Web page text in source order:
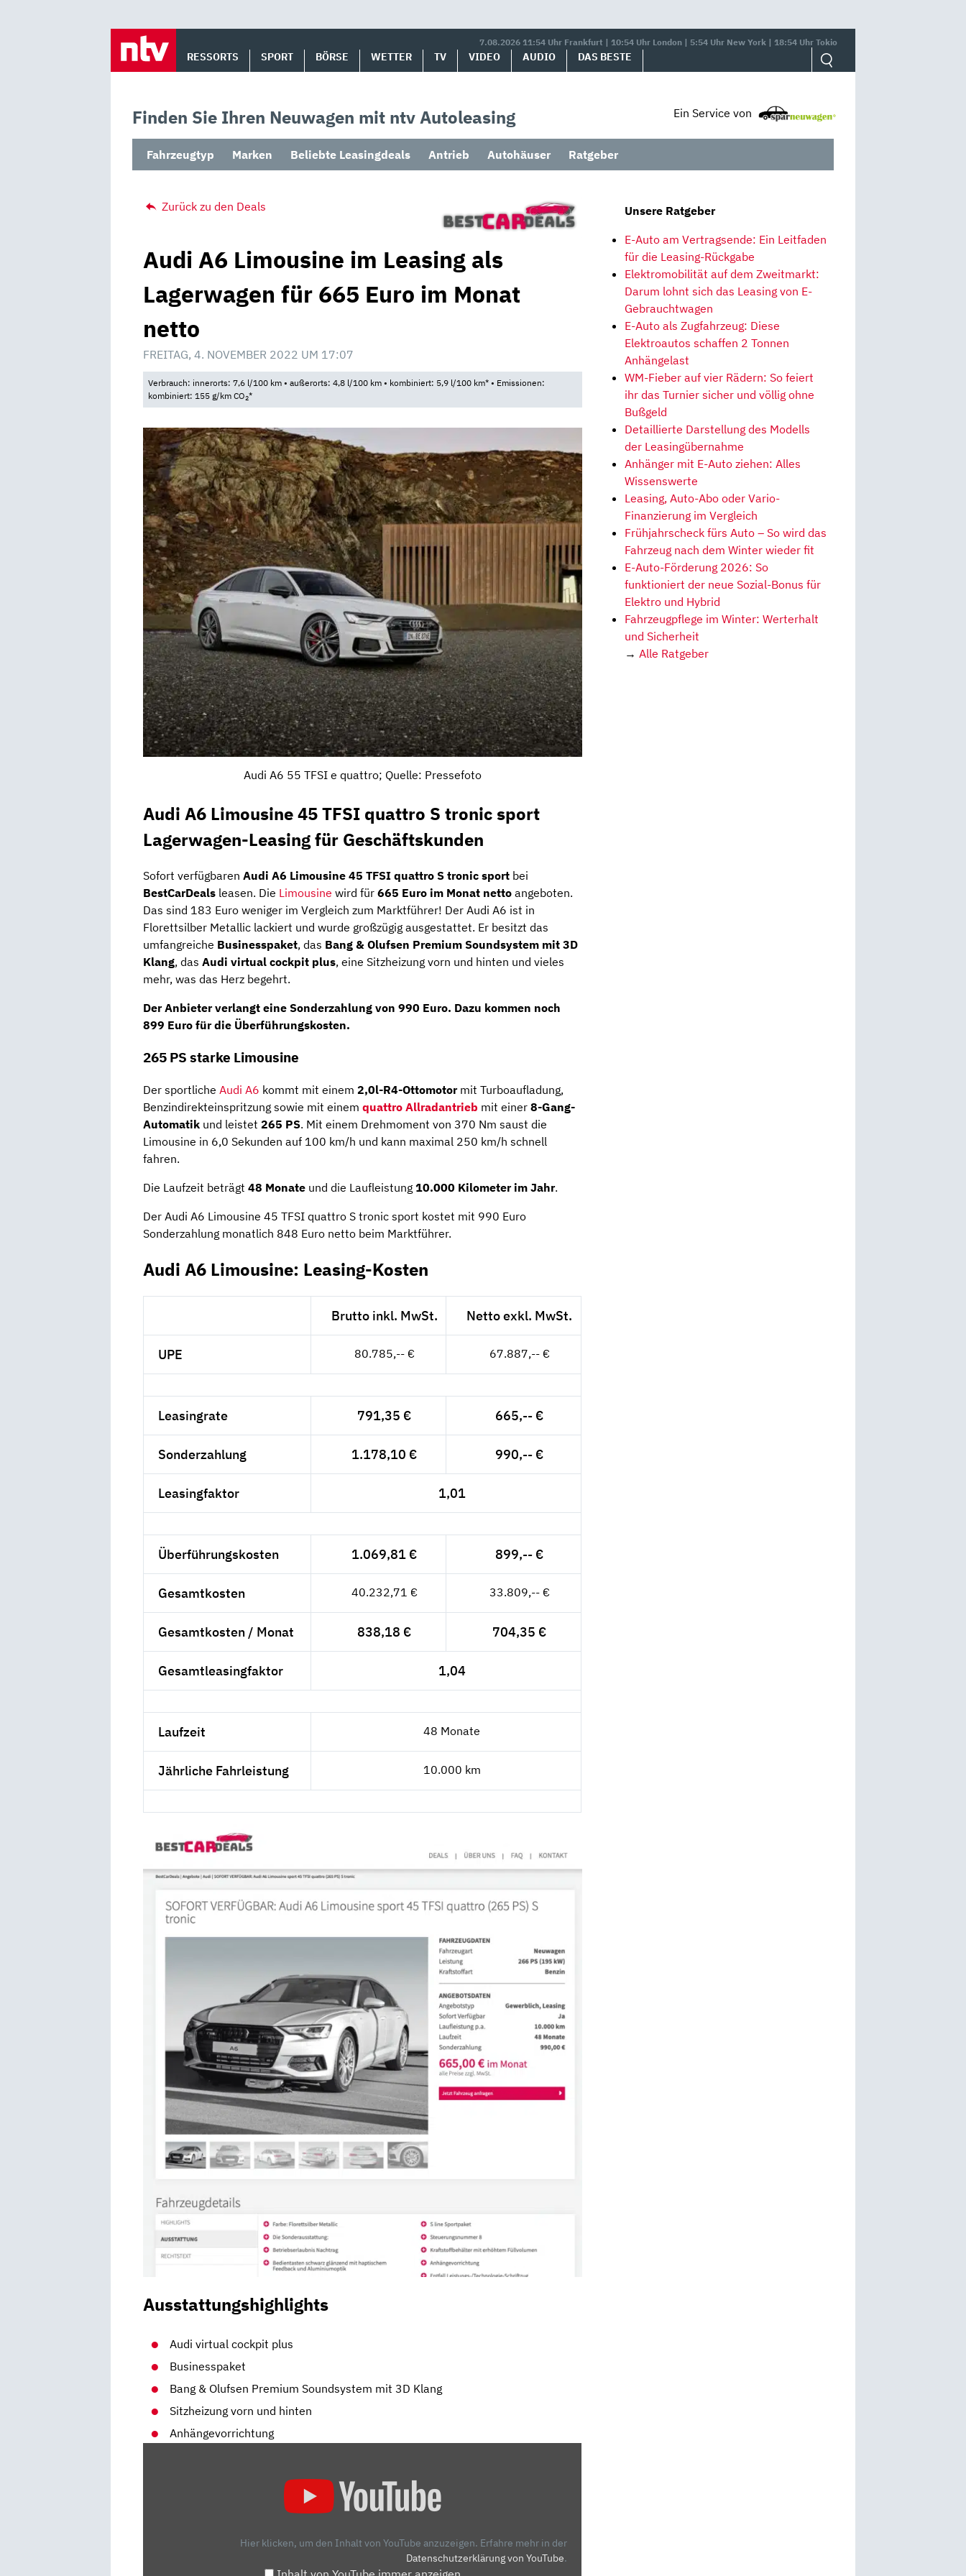
7.08.2026 11:54 Uhr Frankfurt | 10:54 Uhr London | 5:54 Uhr New York | 18:54 Uhr Tokio
RESSORTS SPORT BÖRSE WETTER TV VIDEO AUDIO DAS BESTE
Finden Sie Ihren Neuwagen mit ntv Autoleasing Ein Service von
Fahrzeugtyp Marken Beliebte Leasingdeals Antrieb Autohäuser Ratgeber
Zurück zu den Deals
Audi A6 Limousine im Leasing als
Lagerwagen für 665 Euro im Monat
netto
FREITAG, 4. NOVEMBER 2022 UM 17:07
Verbrauch: innerorts: 7,6 l/100 km • außerorts: 4,8 l/100 km • kombiniert: 5,9 l/100 km* • Emissionen:
kombiniert: 155 g/km CO2*
Audi A6 55 TFSI e quattro; Quelle: Pressefoto
Audi A6 Limousine 45 TFSI quattro S tronic sport
Lagerwagen-Leasing für Geschäftskunden
Sofort verfügbaren Audi A6 Limousine 45 TFSI quattro S tronic sport bei
BestCarDeals leasen. Die Limousine wird für 665 Euro im Monat netto angeboten.
Das sind 183 Euro weniger im Vergleich zum Marktführer! Der Audi A6 ist in
Florettsilber Metallic lackiert und wurde großzügig ausgestattet. Er besitzt das
umfangreiche Businesspaket, das Bang & Olufsen Premium Soundsystem mit 3D
Klang, das Audi virtual cockpit plus, eine Sitzheizung vorn und hinten und vieles
mehr, was das Herz begehrt.
Der Anbieter verlangt eine Sonderzahlung von 990 Euro. Dazu kommen noch
899 Euro für die Überführungskosten.
265 PS starke Limousine
Der sportliche Audi A6 kommt mit einem 2,0l-R4-Ottomotormit Turboaufladung,
Benzindirekteinspritzung sowie mit einem quattro Allradantrieb mit einer 8-Gang-
Automatik und leistet 265 PS. Mit einem Drehmoment von 370 Nm saust die
Limousine in 6,0 Sekunden auf 100 km/h und kann maximal 250 km/h schnell
fahren.
Die Laufzeit beträgt 48 Monate und die Laufleistung 10.000 Kilometer im Jahr.
Der Audi A6 Limousine 45 TFSI quattro S tronic sport kostet mit 990 Euro
Sonderzahlung monatlich 848 Euro netto beim Marktführer.
Audi A6 Limousine: Leasing-Kosten
Brutto inkl. MwSt. Netto exkl. MwSt.
UPE 80.785,-- € 67.887,-- €
Leasingrate 791,35 € 665,-- €
Sonderzahlung 1.178,10 € 990,-- €
Leasingfaktor 1,01
Überführungskosten 1.069,81 € 899,-- €
Gesamtkosten 40.232,71 € 33.809,-- €
Gesamtkosten / Monat 838,18 € 704,35 €
Gesamtleasingfaktor 1,04
Laufzeit 48 Monate
Jährliche Fahrleistung 10.000 km
Ausstattungshighlights
Audi virtual cockpit plus
Businesspaket
Bang & Olufsen Premium Soundsystem mit 3D Klang
Sitzheizung vorn und hinten
Anhängevorrichtung
Hier klicken, um den Inhalt von YouTube anzuzeigen. Erfahre mehr in der
Datenschutzerklärung von YouTube.
Unsere Ratgeber
E-Auto am Vertragsende: Ein Leitfaden
für die Leasing-Rückgabe
Elektromobilität auf dem Zweitmarkt:
Darum lohnt sich das Leasing von E-
Gebrauchtwagen
E-Auto als Zugfahrzeug: Diese
Elektroautos schaffen 2 Tonnen
Anhängelast
WM-Fieber auf vier Rädern: So feiert
ihr das Turnier sicher und völlig ohne
Bußgeld
Detaillierte Darstellung des Modells
der Leasingübernahme
Anhänger mit E-Auto ziehen: Alles
Wissenswerte
Leasing, Auto-Abo oder Vario-
Finanzierung im Vergleich
Frühjahrscheck fürs Auto – So wird das
Fahrzeug nach dem Winter wieder fit
E-Auto-Förderung 2026: So
funktioniert der neue Sozial-Bonus für
Elektro und Hybrid
Fahrzeugpflege im Winter: Werterhalt
und Sicherheit
→ Alle Ratgeber